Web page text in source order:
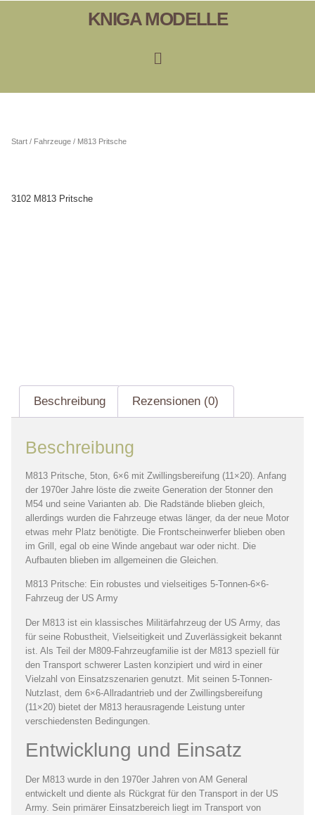
KNIGA MODELLE
Start / Fahrzeuge / M813 Pritsche
3102 M813 Pritsche
Beschreibung Rezensionen (0)
Beschreibung
M813 Pritsche, 5ton, 6×6 mit Zwillingsbereifung (11×20). Anfang
der 1970er Jahre löste die zweite Generation der 5tonner den
M54 und seine Varianten ab. Die Radstände blieben gleich,
allerdings wurden die Fahrzeuge etwas länger, da der neue Motor
etwas mehr Platz benötigte. Die Frontscheinwerfer blieben oben
im Grill, egal ob eine Winde angebaut war oder nicht. Die
Aufbauten blieben im allgemeinen die Gleichen.
M813 Pritsche: Ein robustes und vielseitiges 5-Tonnen-6×6-
Fahrzeug der US Army
Der M813 ist ein klassisches Militärfahrzeug der US Army, das
für seine Robustheit, Vielseitigkeit und Zuverlässigkeit bekannt
ist. Als Teil der M809-Fahrzeugfamilie ist der M813 speziell für
den Transport schwerer Lasten konzipiert und wird in einer
Vielzahl von Einsatzszenarien genutzt. Mit seinen 5-Tonnen-
Nutzlast, dem 6×6-Allradantrieb und der Zwillingsbereifung
(11×20) bietet der M813 herausragende Leistung unter
verschiedensten Bedingungen.
Entwicklung und Einsatz
Der M813 wurde in den 1970er Jahren von AM General
entwickelt und diente als Rückgrat für den Transport in der US
Army. Sein primärer Einsatzbereich liegt im Transport von